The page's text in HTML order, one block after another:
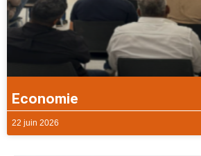
Economie
22 juin 2026